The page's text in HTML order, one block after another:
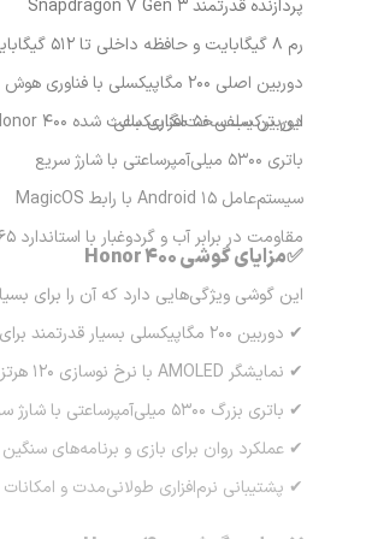
پردازنده قدرتمند Snapdragon 7 Gen 3
رم 8 گیگابایت و حافظه داخلی تا 512 گیگابایت
دوربین اصلی 200 مگاپیکسلی با فناوری هوش مصنوعی
دوربین سلفی 50 مگاپیکسلی
باتری 5300 میلی‌آمپرساعتی با شارژ سریع
سیستم‌عامل Android 15 با رابط MagicOS
مقاومت در برابر آب و گردوغبار با استاندارد IP65
این ترکیب سخت‌افزاری باعث شده Honor 400 در دسته گوشی‌های قدرتمند میان‌رده قرار بگیرد.
✅مزایای گوشی Honor 400
این گوشی ویژگی‌هایی دارد که آن را برای
✔ دوربین 200 مگاپیکسلی بسیار قدرتمند برای عکاسی حرفه‌ای
✔ نمایشگر AMOLED با نرخ نوسازی 120 هرتز و روشنایی بالا
✔ باتری بزرگ 5300 میلی‌آمپرساعتی با شارژ سریع
✔ عملکرد روان برای بازی و برنامه‌های سنگین
✔ پشتیبانی نرم‌افزاری طولانی‌مدت و